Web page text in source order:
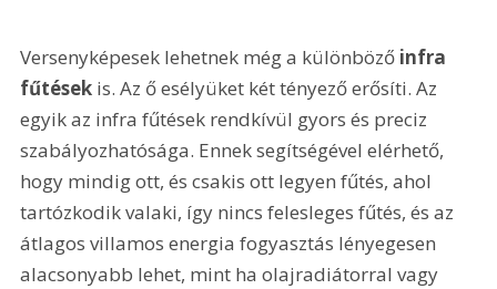
Versenyképesek lehetnek még a különböző infra
fűtések is. Az ő esélyüket két tényező erősíti. Az
egyik az infra fűtések rendkívül gyors és preciz
szabályozhatósága. Ennek segítségével elérhető,
hogy mindig ott, és csakis ott legyen fűtés, ahol
tartózkodik valaki, így nincs felesleges fűtés, és az
átlagos villamos energia fogyasztás lényegesen
alacsonyabb lehet, mint ha olajradiátorral vagy